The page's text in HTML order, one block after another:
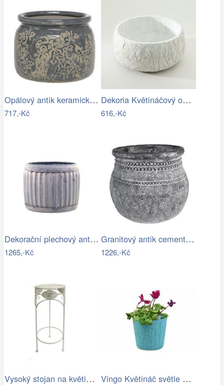
Opálový antik keramický obal na…
717,-Kč
Dekoria Květináčový obal Leaf I…
616,-Kč
Dekorační plechový antik obal na…
1265,-Kč
Granitový antik cementový obal na…
1226,-Kč
Vysoký stojan na květiny provence - SD Vingo Květináč světle modrý s…